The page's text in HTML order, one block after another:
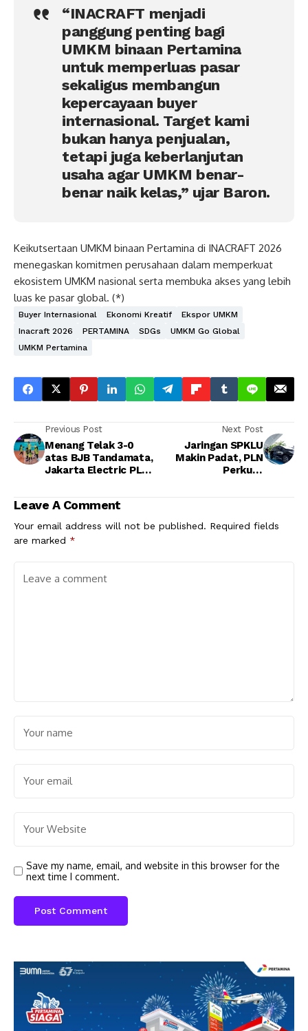
“INACRAFT menjadi
panggung penting bagi
UMKM binaan Pertamina
untuk memperluas pasar
sekaligus membangun
kepercayaan buyer
internasional. Target kami
bukan hanya penjualan,
tetapi juga keberlanjutan
usaha agar UMKM benar-
benar naik kelas,” ujar Baron.
Keikutsertaan UMKM binaan Pertamina di INACRAFT 2026
menegaskan komitmen perusahaan dalam memperkuat
ekosistem UMKM nasional serta membuka akses yang lebih
luas ke pasar global. (*)
Buyer Internasional Ekonomi Kreatif
Ekspor UMKM
Inacraft 2026
PERTAMINA SDGs
UMKM Go Global
UMKM Pertamina
Previous Post
Menang Telak 3-0
atas BJB Tandamata,
Jakarta Electric PLN
Next Post
Jaringan SPKLU
Makin Padat, PLN
Perkuat
Leave A Comment
Your email address will not be published. Required fields
are marked *
Save my name, email, and website in this browser for the
next time I comment.